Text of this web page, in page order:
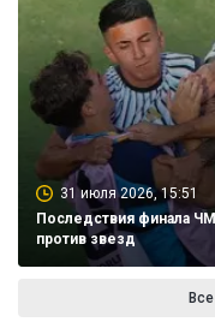
31 июля 2026, 15:51
Последствия финала
против звезд